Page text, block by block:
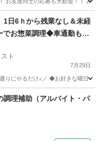
会
1日6ｈから残業なし＆未経
でお惣菜調理◆車通勤も可
ト
7月29日
りにやるだけ♪／ ◆お好きな曜日
調理補助（アルバイト・パ